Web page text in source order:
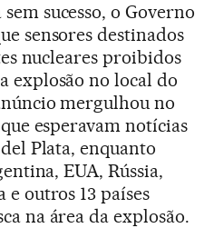
sucesso, o Governo
sensores destinados
nucleares proibidos
explosão no local do
mergulhou no
esperavam notícias
Plata, enquanto
EUA, Rússia,
outros 13 países
na área da explosão.